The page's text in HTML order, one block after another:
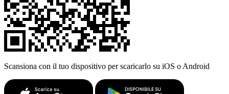
Scansiona con il tuo dispositivo per scaricarlo su iOS o Android